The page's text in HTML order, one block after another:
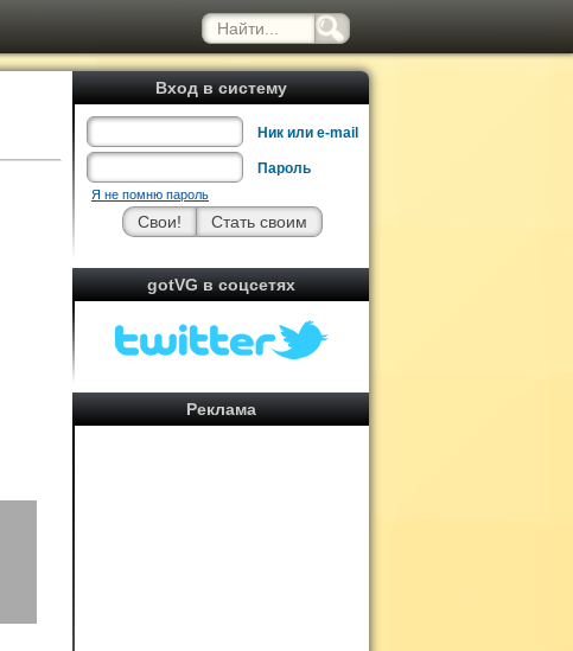
Вход в систему
Ник или e-mail
Пароль
Я не помню пароль
gotVG в соцсетях
Реклама